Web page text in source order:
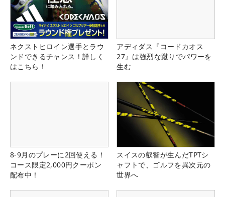
ネクストヒロイン選手とラウ
ンドできるチャンス！詳しく
はこちら！
アディダス『コードカオス
27』は強烈な蹴りでパワーを
生む
8-9月のプレーに2回使える！
コース限定2,000円クーポン
配布中！
スイスの叡智が生んだTPTシ
ャフトで、ゴルフを異次元の
世界へ